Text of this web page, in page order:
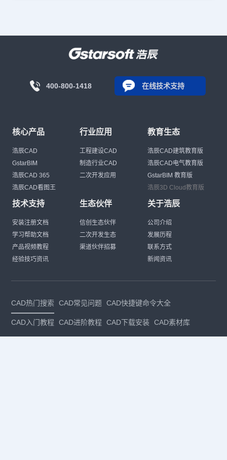
400-800-1418 在线技术支持
核心产品
浩辰CAD
GstarBIM
浩辰CAD 365
浩辰CAD看图王
行业应用
工程建设CAD
制造行业CAD
二次开发应用
教育生态
浩辰CAD建筑教育版
浩辰CAD电气教育版
GstarBIM 教育版
浩辰3D Cloud教育版
技术支持
安装注册文档
学习帮助文档
产品视频教程
经验技巧资讯
生态伙伴
信创生态伙伴
二次开发生态
渠道伙伴招募
关于浩辰
公司介绍
发展历程
联系方式
新闻资讯
CAD热门搜索 CAD常见问题 CAD快捷键命令大全
CAD入门教程 CAD进阶教程 CAD下载安装 CAD素材库